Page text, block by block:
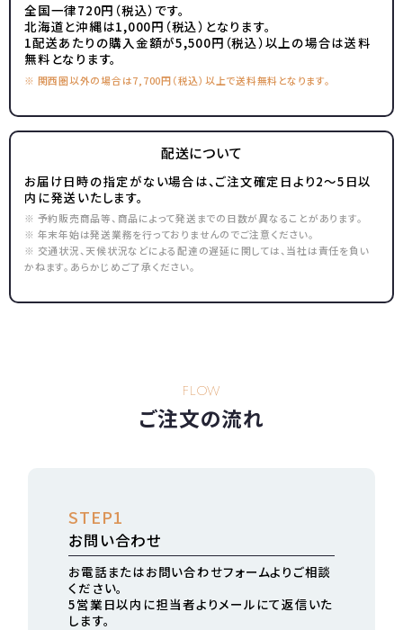
全国一律720円（税込）です。
北海道と沖縄は1,000円（税込）となります。
1配送あたりの購入金額が5,500円（税込）以上の場合は送料
無料となります。
※ 関西圏以外の場合は7,700円（税込）以上で送料無料となります。
配送について
お届け日時の指定がない場合は、ご注文確定日より2～5日以
内に発送いたします。
※ 予約販売商品等、商品によって発送までの日数が異なることがあります。
※ 年末年始は発送業務を行っておりませんのでご注意ください。
※ 交通状況、天候状況などによる配達の遅延に関しては、当社は責任を負い
かねます。あらかじめご了承ください。
FLOW
ご注文の流れ
STEP1
お問い合わせ
お電話またはお問い合わせフォームよりご相談
ください。
5営業日以内に担当者よりメールにて返信いた
します。